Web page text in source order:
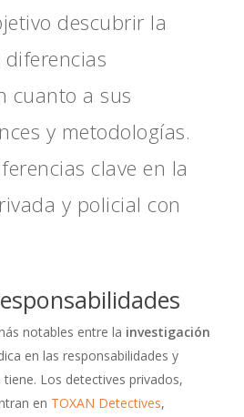
descubrir la
cuanto a sus
y metodologías.
clave en la
y policial con
notables entre la investigación
en las responsabilidades y
Los detectives privados,
en TOXAN Detectives,